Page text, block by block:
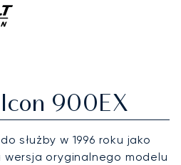
900EX
służby w 1996 roku jako
oryginalnego modelu